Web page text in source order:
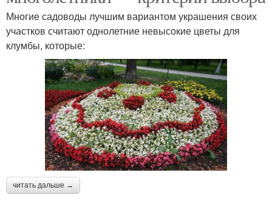
Многие садоводы лучшим вариантом украшения своих
участков считают однолетние невысокие цветы для
клумбы, которые:
читать дальше →